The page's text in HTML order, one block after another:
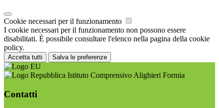
Cookie necessari per il funzionamento
I cookie necessari per il funzionamento non possono essere
disabilitati. È possibile consultare l'elenco nella pagina della cookie
policy.
Accetta tutti Salva le preferenze
Istituto Comprensivo Alighieri Formia
Contatti